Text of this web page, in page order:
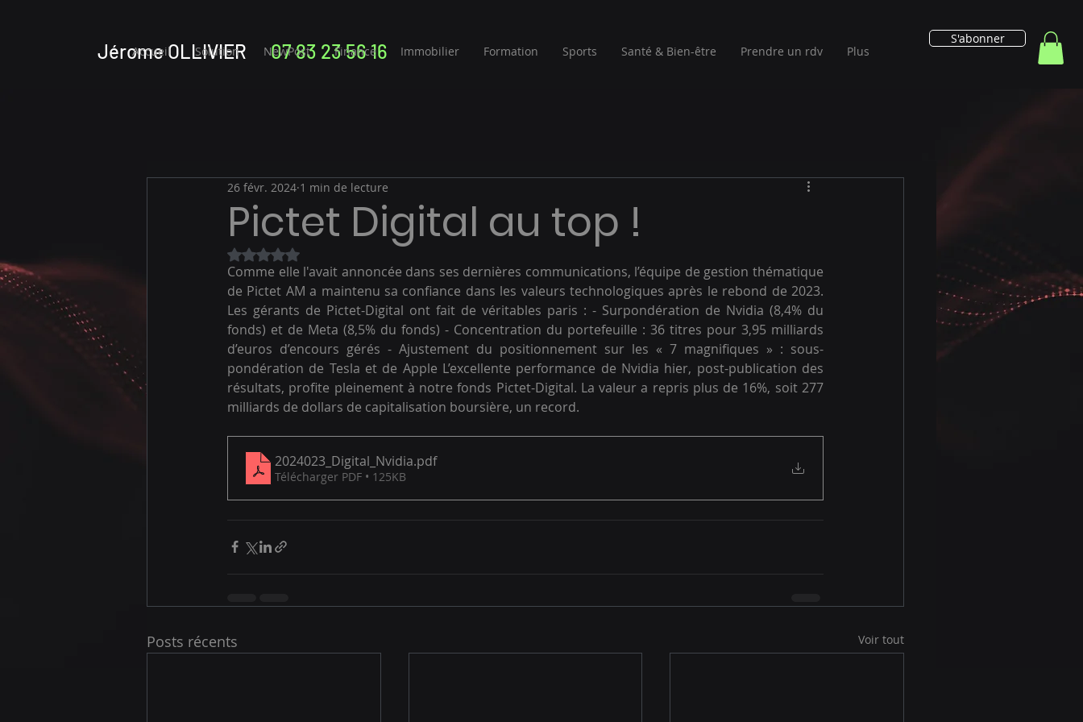
Jérome OLLIVIER07 83 23 56 16
Accueil Solution NewPost Finance Immobilier Formation Sports Santé & Bien-être Prendre un rdv Plus
S'abonner
Pictet Digital au top !
26 févr. 2024 1 min de lecture
Noté NaN étoiles sur 5.
Comme elle l'avait annoncée dans ses dernières communications, l’équipe de gestion thématique
de Pictet AM a maintenu sa confiance dans les valeurs technologiques après le rebond de 2023.
Les gérants de Pictet-Digital ont fait de véritables paris : - Surpondération de Nvidia (8,4% du
fonds) et de Meta (8,5% du fonds) - Concentration du portefeuille : 36 titres pour 3,95 milliards
d’euros d’encours gérés - Ajustement du positionnement sur les « 7 magnifiques » : sous-
pondération de Tesla et de Apple L’excellente performance de Nvidia hier, post-publication des
résultats, profite pleinement à notre fonds Pictet-Digital. La valeur a repris plus de 16%, soit 277
milliards de dollars de capitalisation boursière, un record.
2024023_Digital_Nvidia.pdf
Télécharger PDF • 125KB
Posts récents Voir tout